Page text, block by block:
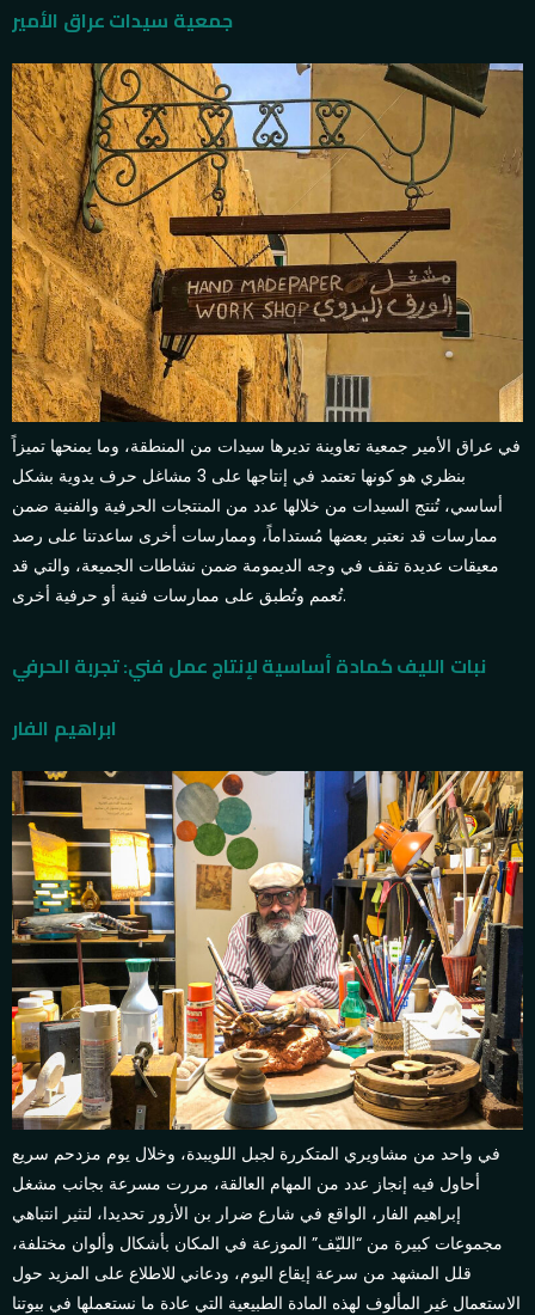
جمعية سيدات عراق الأمير
في عراق الأمير جمعية تعاوينة تديرها سيدات من المنطقة، وما يمنحها تميزاً
بنظري هو كونها تعتمد في إنتاجها على 3 مشاغل حرف يدوية بشكل
أساسي، تُنتج السيدات من خلالها عدد من المنتجات الحرفية والفنية ضمن
ممارسات قد نعتبر بعضها مُستداماً، وممارسات أخرى ساعدتنا على رصد
معيقات عديدة تقف في وجه الديمومة ضمن نشاطات الجميعة، والتي قد
تُعمم وتُطبق على ممارسات فنية أو حرفية أخرى.
نبات الليف كمادة أساسية لإنتاج عمل فني: تجربة الحرفي
ابراهيم الفار
في واحد من مشاويري المتكررة لجبل اللويبدة، وخلال يوم مزدحم سريع
أحاول فيه إنجاز عدد من المهام العالقة، مررت مسرعة بجانب مشغل
إبراهيم الفار، الواقع في شارع ضرار بن الأزور تحديدا، لتثير انتباهي
مجموعات كبيرة من “الليّف” الموزعة في المكان بأشكال وألوان مختلفة،
قلل المشهد من سرعة إيقاع اليوم، ودعاني للاطلاع على المزيد حول
الاستعمال غير المألوف لهذه المادة الطبيعية التي عادة ما نستعملها في بيوتنا